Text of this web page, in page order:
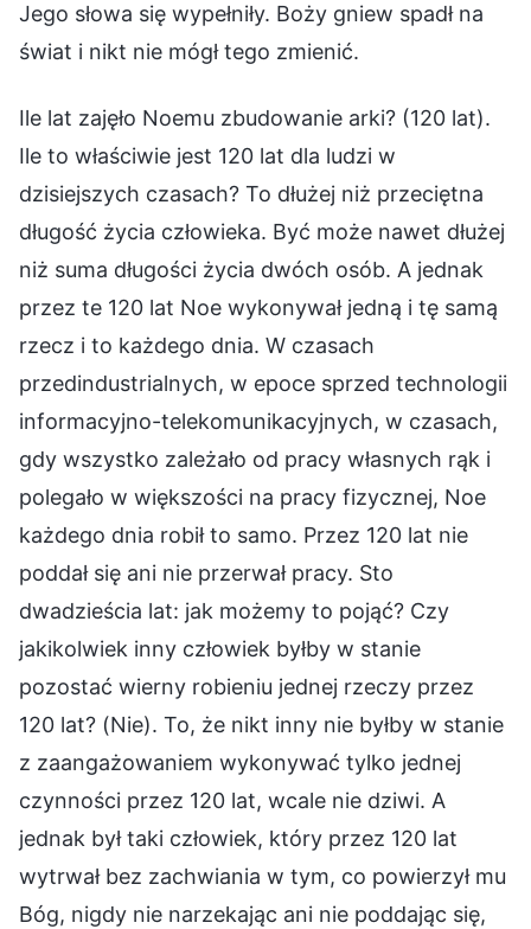
Jego słowa się wypełniły. Boży gniew spadł na
świat i nikt nie mógł tego zmienić.
Ile lat zajęło Noemu zbudowanie arki? (120 lat).
Ile to właściwie jest 120 lat dla ludzi w
dzisiejszych czasach? To dłużej niż przeciętna
długość życia człowieka. Być może nawet dłużej
niż suma długości życia dwóch osób. A jednak
przez te 120 lat Noe wykonywał jedną i tę samą
rzecz i to każdego dnia. W czasach
przedindustrialnych, w epoce sprzed technologii
informacyjno-telekomunikacyjnych, w czasach,
gdy wszystko zależało od pracy własnych rąk i
polegało w większości na pracy fizycznej, Noe
każdego dnia robił to samo. Przez 120 lat nie
poddał się ani nie przerwał pracy. Sto
dwadzieścia lat: jak możemy to pojąć? Czy
jakikolwiek inny człowiek byłby w stanie
pozostać wierny robieniu jednej rzeczy przez
120 lat? (Nie). To, że nikt inny nie byłby w stanie
z zaangażowaniem wykonywać tylko jednej
czynności przez 120 lat, wcale nie dziwi. A
jednak był taki człowiek, który przez 120 lat
wytrwał bez zachwiania w tym, co powierzył mu
Bóg, nigdy nie narzekając ani nie poddając się,